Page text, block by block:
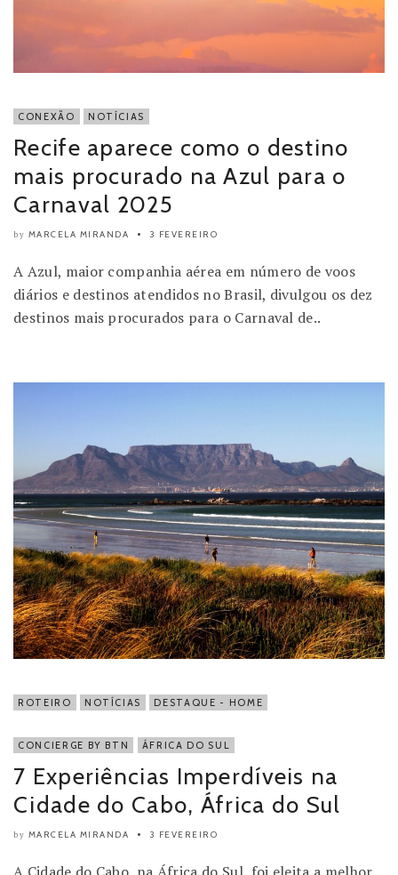
CONEXÃO NOTÍCIAS
Recife aparece como o destino
mais procurado na Azul para o
Carnaval 2025
by MARCELA MIRANDA 3 FEVEREIRO
A Azul, maior companhia aérea em número de voos
diários e destinos atendidos no Brasil, divulgou os dez
destinos mais procurados para o Carnaval de..
ROTEIRO NOTÍCIAS DESTAQUE - HOME
CONCIERGE BY BTN ÁFRICA DO SUL
7 Experiências Imperdíveis na
Cidade do Cabo, África do Sul
by MARCELA MIRANDA 3 FEVEREIRO